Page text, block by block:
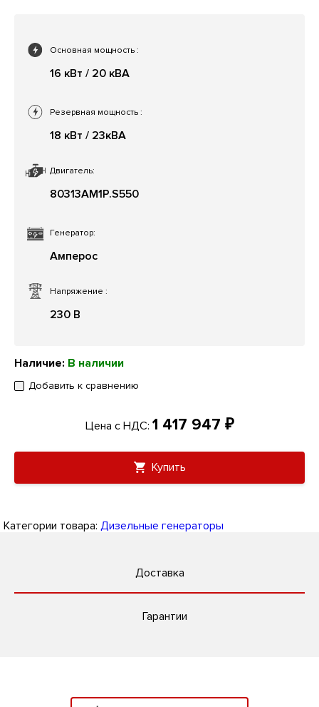
Основная мощность :
16 кВт / 20 кВА
Двигатель:
80313AM1P.S550
Напряжение :
230 В
Резервная мощность :
18 кВт / 23кВА
Генератор:
Амперос
Наличие: В наличии
Добавить к сравнению
Цена с НДС: 1 417 947 ₽
Купить
Категории товара: Дизельные генераторы
Доставка
Гарантии